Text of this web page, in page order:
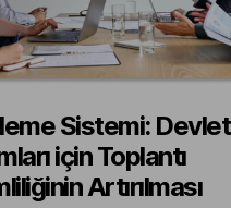
Sistemi: Devlet
için Toplantı
Artırılması